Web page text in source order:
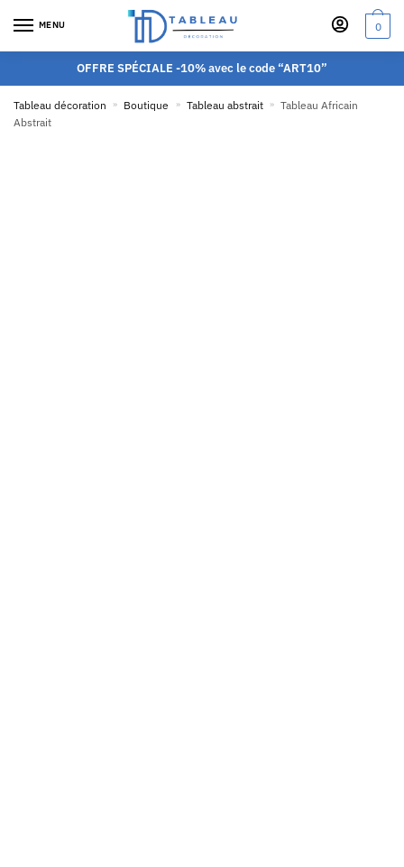
MENU 0
OFFRE SPÉCIALE -10% avec le code “ART10”
Tableau décoration » Boutique » Tableau abstrait » Tableau Africain
Abstrait